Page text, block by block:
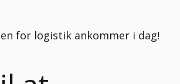
for logistik ankommer i dag!